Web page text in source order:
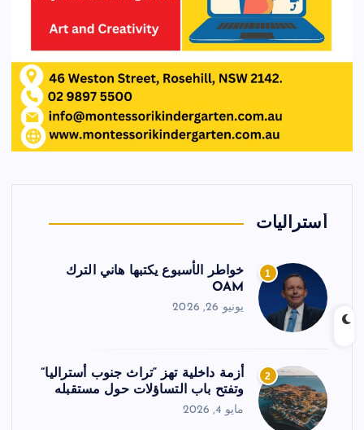
أستراليات
1
خواطر الأسبوع يكتبها هاني الترك
OAM
يونيو 26, 2026
2
أزمة داخلية تهز “تراث جنوب أستراليا”
وتفتح باب التساؤلات حول مستقبله
مايو 4, 2026